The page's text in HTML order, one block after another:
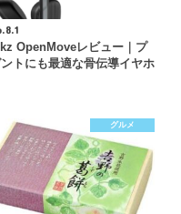
OpenMoveレビュー｜プ
ントにも最適な骨伝導イヤホ
グルメ